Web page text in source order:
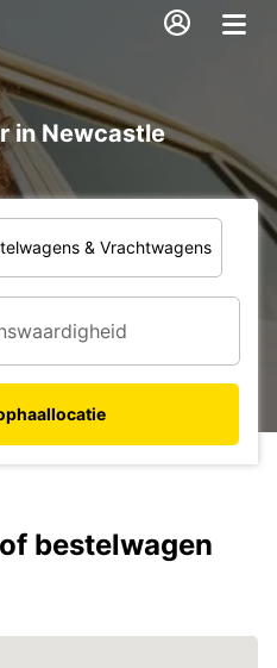
in Newcastle
& Vrachtwagens
bestelwagen